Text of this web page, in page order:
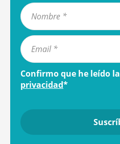
Confirmo que he leído la
privacidad*